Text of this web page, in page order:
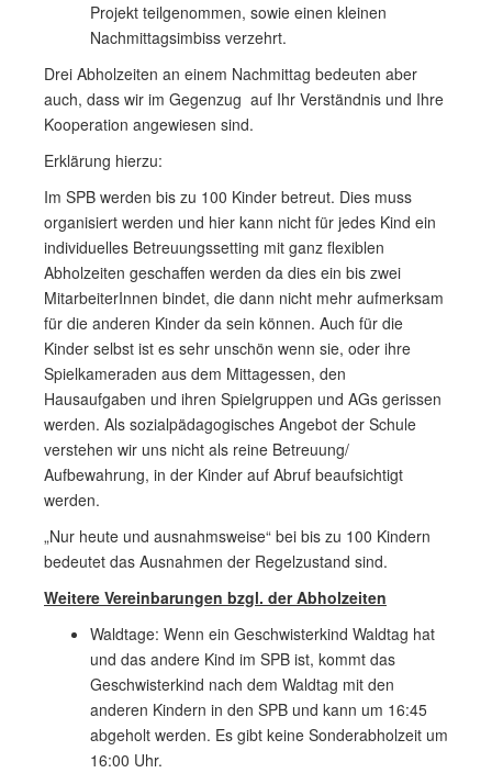
Projekt teilgenommen, sowie einen kleinen
Nachmittagsimbiss verzehrt.
Drei Abholzeiten an einem Nachmittag bedeuten aber
auch, dass wir im Gegenzug auf Ihr Verständnis und Ihre
Kooperation angewiesen sind.
Erklärung hierzu:
Im SPB werden bis zu 100 Kinder betreut. Dies muss
organisiert werden und hier kann nicht für jedes Kind ein
individuelles Betreuungssetting mit ganz flexiblen
Abholzeiten geschaffen werden da dies ein bis zwei
MitarbeiterInnen bindet, die dann nicht mehr aufmerksam
für die anderen Kinder da sein können. Auch für die
Kinder selbst ist es sehr unschön wenn sie, oder ihre
Spielkameraden aus dem Mittagessen, den
Hausaufgaben und ihren Spielgruppen und AGs gerissen
werden. Als sozialpädagogisches Angebot der Schule
verstehen wir uns nicht als reine Betreuung/
Aufbewahrung, in der Kinder auf Abruf beaufsichtigt
werden.
„Nur heute und ausnahmsweise“ bei bis zu 100 Kindern
bedeutet das Ausnahmen der Regelzustand sind.
Weitere Vereinbarungen bzgl. der Abholzeiten
Waldtage: Wenn ein Geschwisterkind Waldtag hat
und das andere Kind im SPB ist, kommt das
Geschwisterkind nach dem Waldtag mit den
anderen Kindern in den SPB und kann um 16:45
abgeholt werden. Es gibt keine Sonderabholzeit um
16:00 Uhr.